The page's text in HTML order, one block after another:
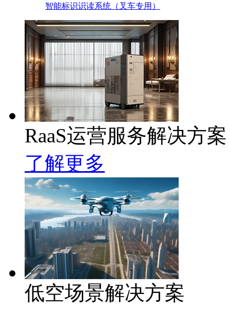
智能标识识读系统（叉车专用）
RaaS运营服务解决方案
了解更多
低空场景解决方案